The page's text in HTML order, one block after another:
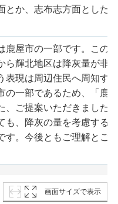
とか、志布志方面とした
鹿屋市の一部です。この
ら輝北地区は降灰量が非
表現は周辺住民へ周知す
の一部であるため、「鹿
、ご提案いただきました
も、降灰の量を考慮する
す。今後ともご理解とご
画面サイズで表示